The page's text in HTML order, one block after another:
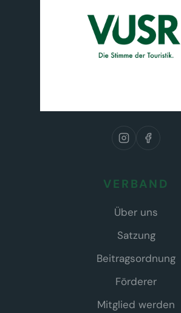
VERBAND
Über uns
Satzung
Beitragsordnung
Förderer
Mitglied werden